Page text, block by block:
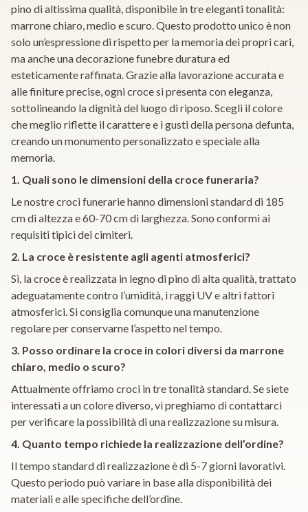
pino di altissima qualità, disponibile in tre eleganti tonalità:
marrone chiaro, medio e scuro. Questo prodotto unico è non
solo un’espressione di rispetto per la memoria dei propri cari,
ma anche una decorazione funebre duratura ed
esteticamente raffinata. Grazie alla lavorazione accurata e
alle finiture precise, ogni croce si presenta con eleganza,
sottolineando la dignità del luogo di riposo. Scegli il colore
che meglio riflette il carattere e i gusti della persona defunta,
creando un monumento personalizzato e speciale alla
memoria.
1. Quali sono le dimensioni della croce funeraria?
Le nostre croci funerarie hanno dimensioni standard di 185
cm di altezza e 60-70 cm di larghezza. Sono conformi ai
requisiti tipici dei cimiteri.
2. La croce è resistente agli agenti atmosferici?
Sì, la croce è realizzata in legno di pino di alta qualità, trattato
adeguatamente contro l’umidità, i raggi UV e altri fattori
atmosferici. Si consiglia comunque una manutenzione
regolare per conservarne l’aspetto nel tempo.
3. Posso ordinare la croce in colori diversi da marrone
chiaro, medio o scuro?
Attualmente offriamo croci in tre tonalità standard. Se siete
interessati a un colore diverso, vi preghiamo di contattarci
per verificare la possibilità di una realizzazione su misura.
4. Quanto tempo richiede la realizzazione dell’ordine?
Il tempo standard di realizzazione è di 5-7 giorni lavorativi.
Questo periodo può variare in base alla disponibilità dei
materiali e alle specifiche dell’ordine.